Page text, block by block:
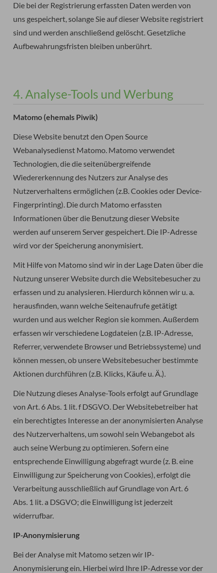
Die bei der Registrierung erfassten Daten werden von
uns gespeichert, solange Sie auf dieser Website registriert
sind und werden anschließend gelöscht. Gesetzliche
Aufbewahrungsfristen bleiben unberührt.
4. Analyse-Tools und Werbung
Matomo (ehemals Piwik)
Diese Website benutzt den Open Source
Webanalysedienst Matomo. Matomo verwendet
Technologien, die die seitenübergreifende
Wiedererkennung des Nutzers zur Analyse des
Nutzerverhaltens ermöglichen (z.B. Cookies oder Device-
Fingerprinting). Die durch Matomo erfassten
Informationen über die Benutzung dieser Website
werden auf unserem Server gespeichert. Die IP-Adresse
wird vor der Speicherung anonymisiert.
Mit Hilfe von Matomo sind wir in der Lage Daten über die
Nutzung unserer Website durch die Websitebesucher zu
erfassen und zu analysieren. Hierdurch können wir u. a.
herausfinden, wann welche Seitenaufrufe getätigt
wurden und aus welcher Region sie kommen. Außerdem
erfassen wir verschiedene Logdateien (z.B. IP-Adresse,
Referrer, verwendete Browser und Betriebssysteme) und
können messen, ob unsere Websitebesucher bestimmte
Aktionen durchführen (z.B. Klicks, Käufe u. Ä.).
Die Nutzung dieses Analyse-Tools erfolgt auf Grundlage
von Art. 6 Abs. 1 lit. f DSGVO. Der Websitebetreiber hat
ein berechtigtes Interesse an der anonymisierten Analyse
des Nutzerverhaltens, um sowohl sein Webangebot als
auch seine Werbung zu optimieren. Sofern eine
entsprechende Einwilligung abgefragt wurde (z. B. eine
Einwilligung zur Speicherung von Cookies), erfolgt die
Verarbeitung ausschließlich auf Grundlage von Art. 6
Abs. 1 lit. a DSGVO; die Einwilligung ist jederzeit
widerrufbar.
IP-Anonymisierung
Bei der Analyse mit Matomo setzen wir IP-
Anonymisierung ein. Hierbei wird Ihre IP-Adresse vor der